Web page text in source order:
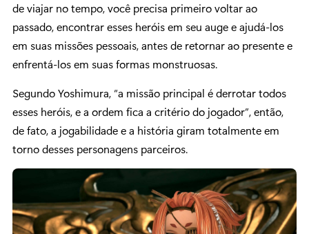
de viajar no tempo, você precisa primeiro voltar ao
passado, encontrar esses heróis em seu auge e ajudá-los
em suas missões pessoais, antes de retornar ao presente e
enfrentá-los em suas formas monstruosas.
Segundo Yoshimura, “a missão principal é derrotar todos
esses heróis, e a ordem fica a critério do jogador”, então,
de fato, a jogabilidade e a história giram totalmente em
torno desses personagens parceiros.